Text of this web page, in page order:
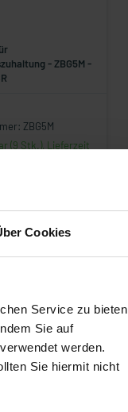
Cookies
Service zu bieten
Sie auf
werden.
Sie hiermit nicht
- ZBG5M -
ZBG5M
(9 Stk.), Lieferzeit